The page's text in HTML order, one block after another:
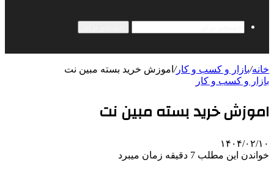
خانه/بازار و کسب و کار/ اموزش خرید بسته مبین نت
بازار و کسب و کار
اموزش خرید بسته مبین نت
۱۴۰۴/۰۲/۱۰
خواندن این مطلب 7 دقیقه زمان میبرد